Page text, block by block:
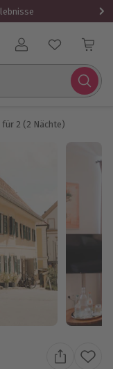
Benutzerkonto
2 (2 Nächte)